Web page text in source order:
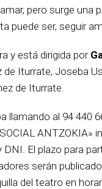
pero surge una
puede ser, seguir
y está dirigida por
de Iturrate, Joseba
de Iturrate.
llamando al 94 440
El plazo para
serán
del teatro en